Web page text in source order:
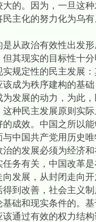
的。因为，一旦这
主化的努力化为乌
从政治有效性出发
其现实的目标性十
规定性的民主发展
成为秩序建构的基
发展的动力，为此
种民主发展原则实
成效。中国之所以
中国共产党用历史
的发展必须为经济
务有关，中国改革
发展，从封闭走向
到改善，社会主义
础和现实条件的。
通过有效的权力结